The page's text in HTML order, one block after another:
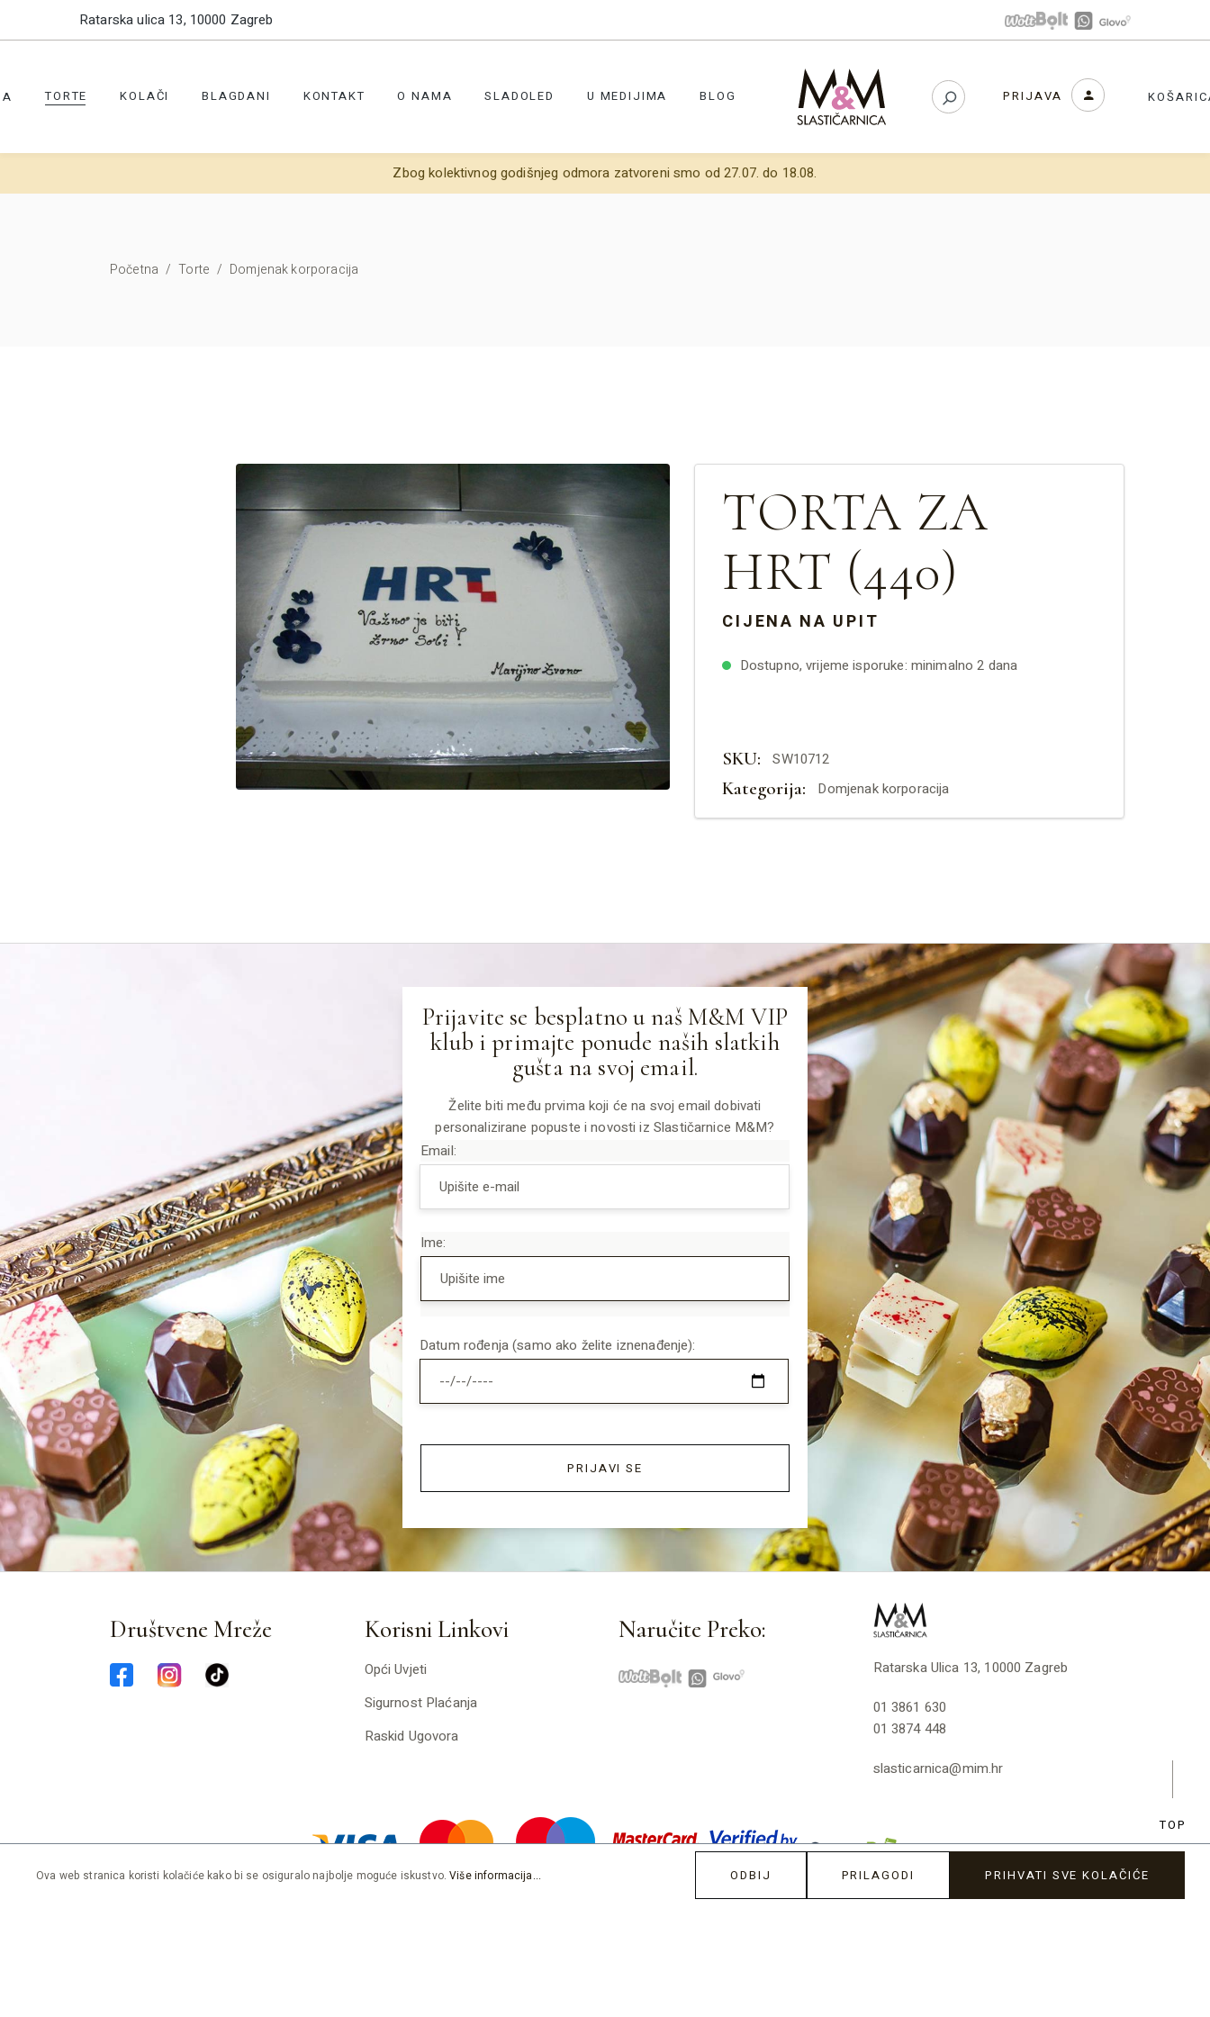
Ratarska ulica 13, 10000 Zagreb
TORTE KOLAČI BLAGDANI KONTAKT O NAMA SLADOLED U MEDIJIMA BLOG PRIJAVA
Zbog kolektivnog godišnjeg odmora zatvoreni smo od 27.07. do 18.08.
Početna / Torte / Domjenak korporacija
TORTA ZA
HRT (440)
CIJENA NA UPIT
Dostupno, vrijeme isporuke: minimalno 2 dana
SKU: SW10712
Kategorija: Domjenak korporacija
Prijavite se besplatno u naš M&M VIP
klub i primajte ponude naših slatkih
gušta na svoj email.
Želite biti među prvima koji će na svoj email dobivati
personalizirane popuste i novosti iz Slastičarnice M&M?
Email:
Ime:
Datum rođenja (samo ako želite iznenađenje):
PRIJAVI SE
Društvene Mreže Korisni Linkovi
Opći Uvjeti
Sigurnost Plaćanja
Raskid Ugovora
Naručite Preko:
Ratarska Ulica 13, 10000 Zagreb
01 3861 630
01 3874 448
slasticarnica@mim.hr
TOP
Ova web stranica koristi kolačiće kako bi se osiguralo najbolje moguće iskustvo.Više informacija... ODBIJ PRILAGODI PRIHVATI SVE KOLAČIĆE